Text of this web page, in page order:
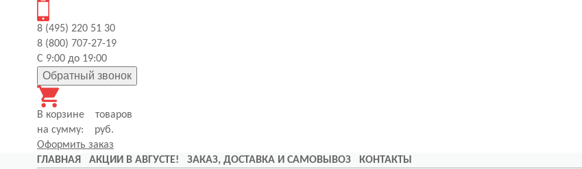
8 (495) 220 51 30
8 (800) 707-27-19
С 9:00 до 19:00
Обратный звонок
В корзине
товаров
на сумму:
руб.
Оформить заказ
ГЛАВНАЯ
АКЦИИ В АВГУСТЕ! ЗАКАЗ, ДОСТАВКА И САМОВЫВОЗ КОНТАКТЫ